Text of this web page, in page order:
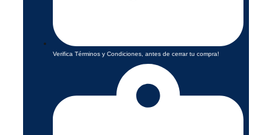
Verifica Términos y Condiciones, antes de cerrar tu compra!